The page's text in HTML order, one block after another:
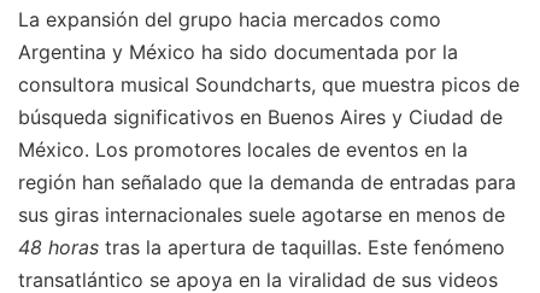
La expansión del grupo hacia mercados como
Argentina y México ha sido documentada por la
consultora musical Soundcharts, que muestra picos de
búsqueda significativos en Buenos Aires y Ciudad de
México. Los promotores locales de eventos en la
región han señalado que la demanda de entradas para
sus giras internacionales suele agotarse en menos de
48 horas tras la apertura de taquillas. Este fenómeno
transatlántico se apoya en la viralidad de sus videos